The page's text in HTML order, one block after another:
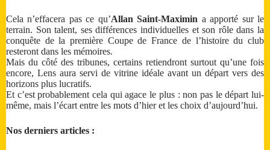
Cela n’effacera pas ce qu’Allan Saint-Maximin a apporté sur le
terrain. Son talent, ses différences individuelles et son rôle dans la
conquête de la première Coupe de France de l’histoire du club
resteront dans les mémoires.
Mais du côté des tribunes, certains retiendront surtout qu’une fois
encore, Lens aura servi de vitrine idéale avant un départ vers des
horizons plus lucratifs.
Et c’est probablement cela qui agace le plus : non pas le départ lui-
même, mais l’écart entre les mots d’hier et les choix d’aujourd’hui.
Nos derniers articles :